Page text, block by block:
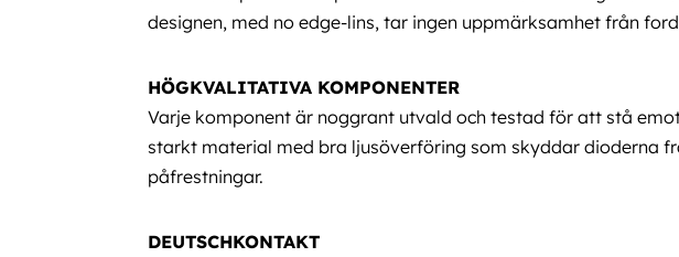
designen, med no edge-lins, tar ingen uppmärksamhet från
HÖGKVALITATIVA KOMPONENTER
Varje komponent är noggrant utvald och testad för att stå
starkt material med bra ljusöverföring som skyddar dioderna
påfrestningar.
DEUTSCHKONTAKT